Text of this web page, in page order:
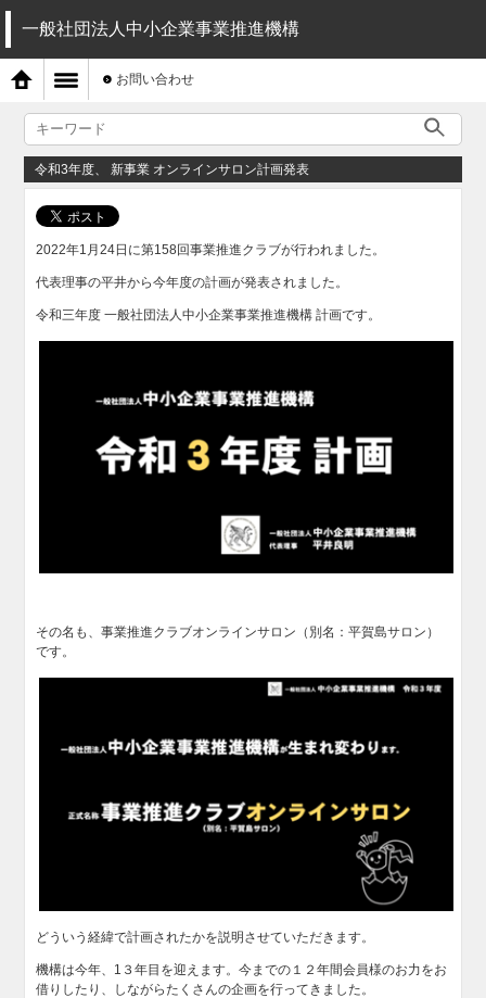
一般社団法人中小企業事業推進機構
お問い合わせ
令和3年度、 新事業 オンラインサロン計画発表
2022年1月24日に第158回事業推進クラブが行われました。
代表理事の平井から今年度の計画が発表されました。
令和三年度 一般社団法人中小企業事業推進機構 計画です。
その名も、事業推進クラブオンラインサロン（別名：平賀島サロン）
です。
どういう経緯で計画されたかを説明させていただきます。
機構は今年、1３年目を迎えます。今までの１２年間会員様のお力をお
借りしたり、しながらたくさんの企画を行ってきました。